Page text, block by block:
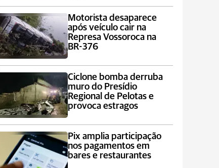
Motorista desaparece
após veículo cair na
Represa Vossoroca na
BR-376
Ciclone bomba derruba
muro do Presídio
Regional de Pelotas e
provoca estragos
Pix amplia participação
nos pagamentos em
bares e restaurantes